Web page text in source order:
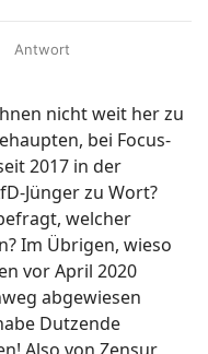
Antwort
nicht weit her zu
bei Focus-
2017 in der
Jünger zu Wort?
welcher
Im Übrigen, wieso
vor April 2020
abgewiesen
Dutzende